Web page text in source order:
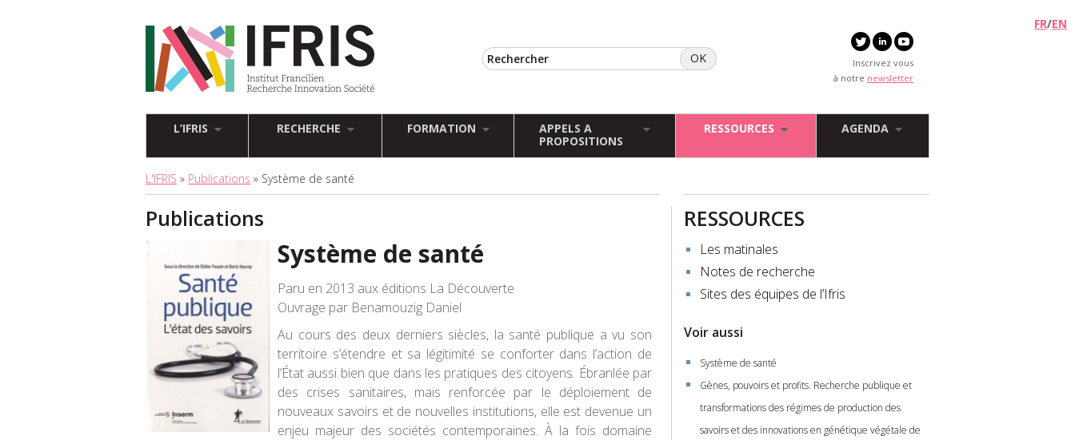
Inscrivez vous
à notre newsletter
FR/EN
L’IFRIS RECHERCHE FORMATION
APPELS A
PROPOSITIONS
RESSOURCES AGENDA
L'IFRIS » Publications » Système de santé
Publications
Système de santé
Paru en 2013 aux éditions La Découverte
Ouvrage par Benamouzig Daniel
Au cours des deux derniers siècles, la santé publique a vu son
territoire s’étendre et sa légitimité se conforter dans l’action de
l’État aussi bien que dans les pratiques des citoyens. Ébranlée par
des crises sanitaires, mais renforcée par le déploiement de
nouveaux savoirs et de nouvelles institutions, elle est devenue un
enjeu majeur des sociétés contemporaines. À la fois domaine
RESSOURCES
Les matinales
Notes de recherche
Sites des équipes de l’Ifris
Voir aussi
Système de santé
Gènes, pouvoirs et profits. Recherche publique et
transformations des régimes de production des
savoirs et des innovations en génétique végétale de